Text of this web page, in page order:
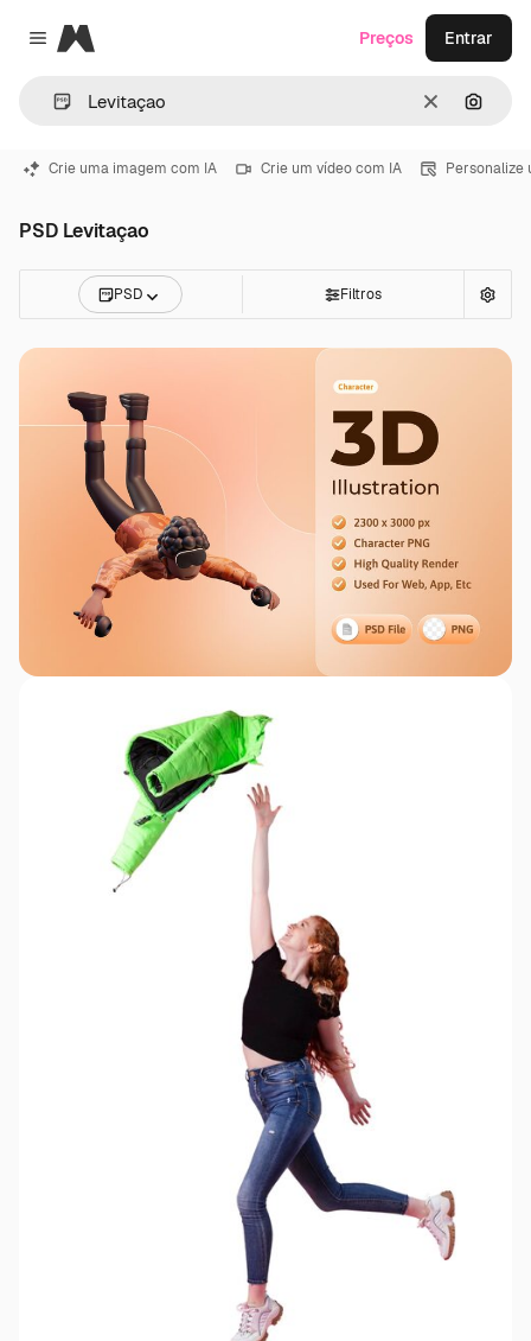
Close menu
Magnific
Limpar
Preços Entrar
Crie uma imagem com IA Crie um vídeo com IA Personalize
PSD Levitaçao
PSD Filtros